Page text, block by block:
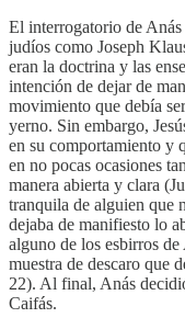
El interrogatorio de
judíos como Joseph
eran la doctrina y las
intención de dejar de
movimiento que debía
yerno. Sin embargo,
en su comportamiento y
en no pocas ocasiones
manera abierta y clara
tranquila de alguien que
dejaba de manifiesto lo
alguno de los esbirros
muestra de descaro que
22). Al final, Anás
Caifás.